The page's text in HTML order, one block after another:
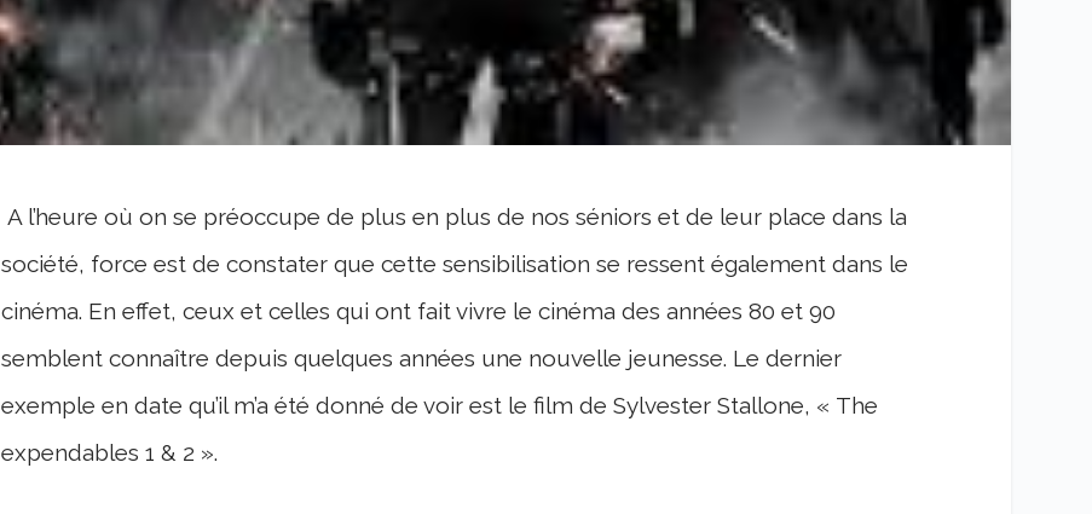
A l’heure où on se préoccupe de plus en plus de nos séniors et de leur place dans la
société, force est de constater que cette sensibilisation se ressent également dans le
cinéma. En effet, ceux et celles qui ont fait vivre le cinéma des années 80 et 90
semblent connaître depuis quelques années une nouvelle jeunesse. Le dernier
exemple en date qu’il m’a été donné de voir est le film de Sylvester Stallone, « The
expendables 1 & 2 ».